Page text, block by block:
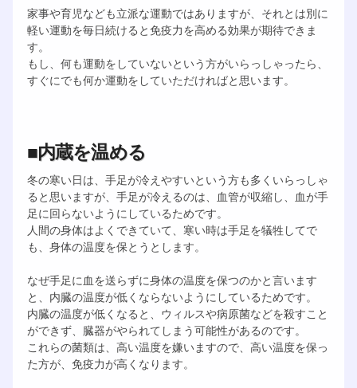
家事や育児なども立派な運動ではありますが、それとは別に
軽い運動を毎日続けると免疫力を高める効果が期待できま
す。
もし、何も運動をしていないという方がいらっしゃったら、
すぐにでも何か運動をしていただければと思います。
■内蔵を温める
冬の寒い日は、手足が冷えやすいという方も多くいらっしゃ
ると思いますが、手足が冷えるのは、血管が収縮し、血が手
足に回らないようにしているためです。
人間の身体はよくできていて、寒い時は手足を犠牲してで
も、身体の温度を保とうとします。
なぜ手足に血を送らずに身体の温度を保つのかと言います
と、内臓の温度が低くならないようにしているためです。
内臓の温度が低くなると、ウィルスや病原菌などを殺すこと
ができず、臓器がやられてしまう可能性があるのです。
これらの菌類は、高い温度を嫌いますので、高い温度を保っ
た方が、免疫力が高くなります。